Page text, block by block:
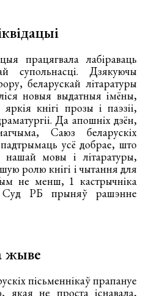
працягвала лабіраваць
супольнасці. Дзякуючы
беларускай літаратуры
новыя выдатныя імёны,
кнігі прозы і паэзіі,
Да апошніх дзён,
Саюз беларускіх
усё добрае, што
мовы і літаратуры,
ролю кнігі і чытання для
не менш, 1 кастрычніка
Суд РБ прыняў рашэнне
жыве
пісьменнікаў прапануе
якая не проста існавала,